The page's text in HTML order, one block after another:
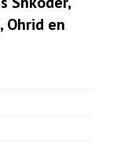
Ohrid en